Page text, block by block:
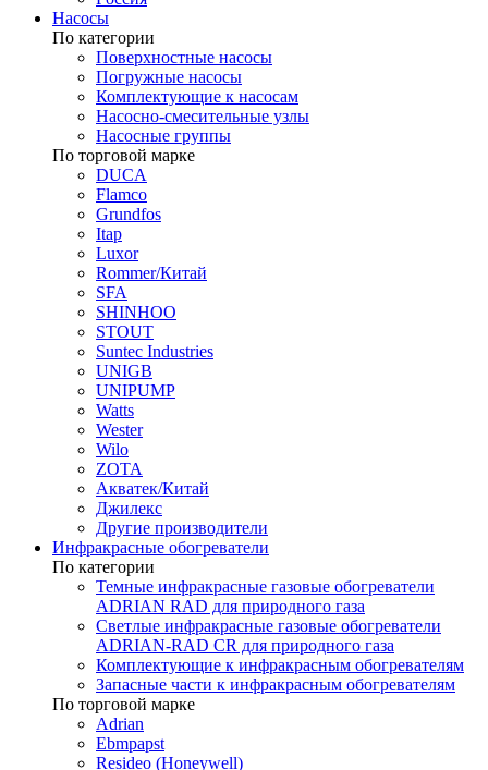
Насосы
По категории
Поверхностные насосы
Погружные насосы
Комплектующие к насосам
Насосно-смесительные узлы
Насосные группы
По торговой марке
DUCA
Flamco
Grundfos
Itap
Luxor
Rommer/Китай
SFA
SHINHOO
STOUT
Suntec Industries
UNIGB
UNIPUMP
Watts
Wester
Wilo
ZOTA
Акватек/Китай
Джилекс
Другие производители
Инфракрасные обогреватели
По категории
Темные инфракрасные газовые обогреватели
ADRIAN RAD для природного газа
Светлые инфракрасные газовые обогреватели
ADRIAN-RAD CR для природного газа
Комплектующие к инфракрасным обогревателям
Запасные части к инфракрасным обогревателям
По торговой марке
Adrian
Ebmpapst
Resideo (Honeywell)